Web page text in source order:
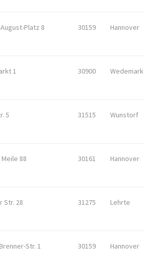
Platz 8 30159 Hannover
1 30900 Wedemark
5 31515 Wunstorf
88 30161 Hannover
Str. 28 31275 Lehrte
Str. 1 30159 Hannover